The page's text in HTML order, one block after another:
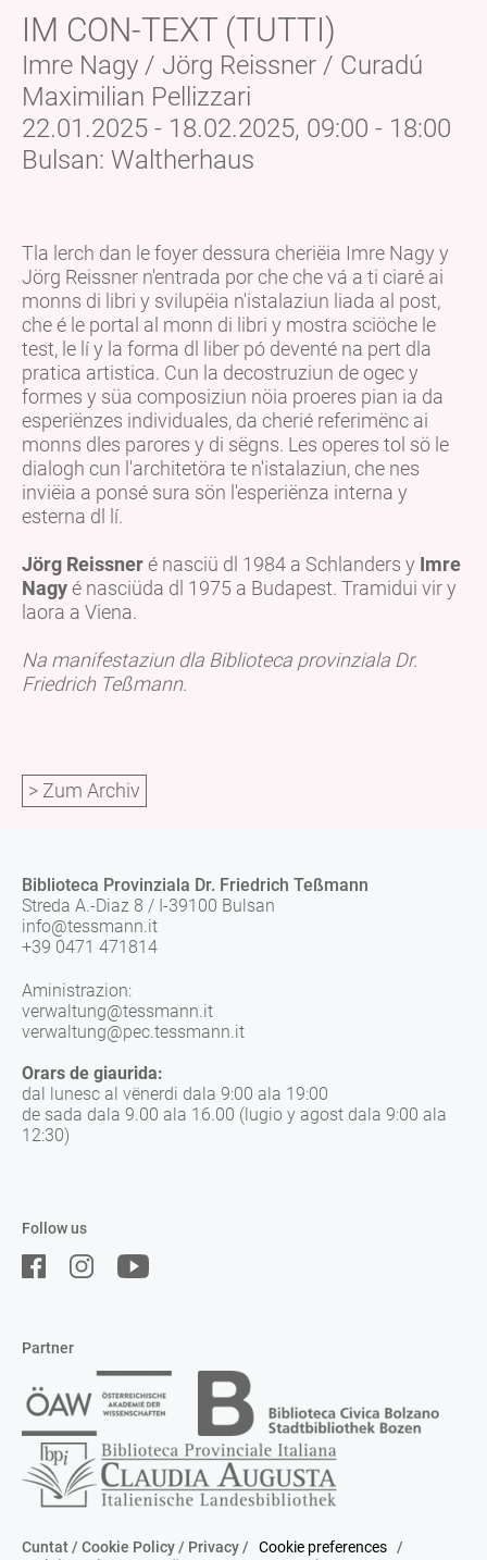
IM CON-TEXT (TUTTI)
Imre Nagy / Jörg Reissner / Curadú
Maximilian Pellizzari
22.01.2025 - 18.02.2025, 09:00 - 18:00
Bulsan: Waltherhaus
Tla lerch dan le foyer dessura cheriëia Imre Nagy y
Jörg Reissner n'entrada por che che vá a ti ciaré ai
monns di libri y svilupëia n'istalaziun liada al post,
che é le portal al monn di libri y mostra sciöche le
test, le lí y la forma dl liber pó deventé na pert dla
pratica artistica. Cun la decostruziun de ogec y
formes y süa composiziun nöia proeres pian ia da
esperiënzes individuales, da cherié referimënc ai
monns dles parores y di sëgns. Les operes tol sö le
dialogh cun l'architetöra te n'istalaziun, che nes
inviëia a ponsé sura sön l'esperiënza interna y
esterna dl lí.
Jörg Reissneré nasciü dl 1984 a Schlanders y Imre
Nagyé nasciüda dl 1975 a Budapest. Tramidui vir y
laora a Viena.
Na manifestaziun dla Biblioteca provinziala Dr.
Friedrich Teßmann.
> Zum Archiv
Biblioteca Provinziala Dr. Friedrich Teßmann
Streda A.-Diaz 8 / I-39100 Bulsan
info@tessmann.it
+39 0471 471814
Follow us
Aministrazion:
verwaltung@tessmann.it
verwaltung@pec.tessmann.it
Orars de giaurida:
dal lunesc al vënerdi dala 9:00 ala 19:00
de sada dala 9.00 ala 16.00 (lugio y agost dala 9:00 ala
12:30)
Partner
Cuntat/ Cookie Policy/ Privacy/ Cookie preferences /